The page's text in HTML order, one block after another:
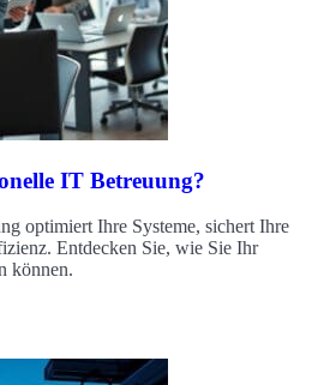
IT Betreuung?
optimiert Ihre Systeme, sichert Ihre
Entdecken Sie, wie Sie Ihr
können.